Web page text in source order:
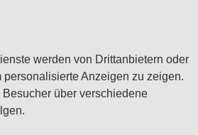
werden von Drittanbietern oder
personalisierte Anzeigen zu zeigen.
über verschiedene